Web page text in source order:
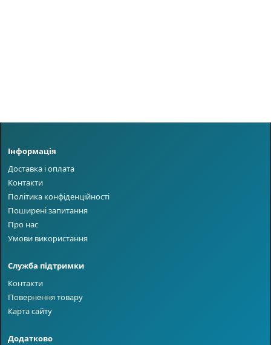
Інформація
Доставка і оплата
Контакти
Політика конфіденційності
Поширені запитання
Про нас
Умови використання
Служба підтримки
Контакти
Повернення товару
Карта сайту
Додатково